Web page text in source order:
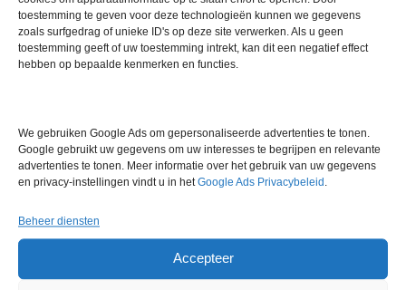
toestemming te geven voor deze technologieën kunnen we gegevens
zoals surfgedrag of unieke ID's op deze site verwerken. Als u geen
toestemming geeft of uw toestemming intrekt, kan dit een negatief effect
hebben op bepaalde kenmerken en functies.
We gebruiken Google Ads om gepersonaliseerde advertenties te tonen.
Google gebruikt uw gegevens om uw interesses te begrijpen en relevante
advertenties te tonen. Meer informatie over het gebruik van uw gegevens
en privacy-instellingen vindt u in hetGoogle Ads Privacybeleid .
Beheer diensten
Accepteer
€9.493,00 excl. btw